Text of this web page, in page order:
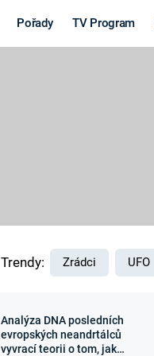
Pořady TV Program
Výročí
Trendy: Zrádci UFO
Analýza DNA posledních
evropských neandrtálců
vyvrací teorii o tom, jak